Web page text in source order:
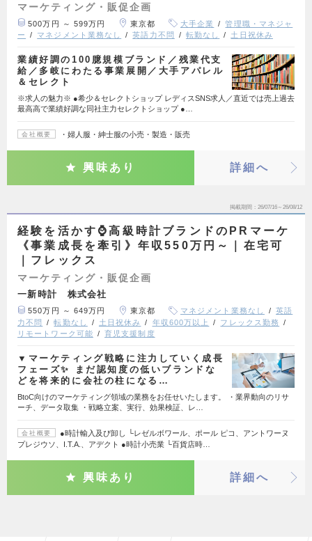
マーケティング・販促企画
500万円 ～ 599万円 東京都 大手企業
管理職・マネジャ
ー
マネジメント業務なし 英語力不問 転勤なし 土日祝休み
業績好調の100臆規模ブランド／残業代支
給／多岐にわたる事業展開／大手アパレル
＆セレクト
※求人の魅力※ ●希少＆セレクトショップ レディスSNS求人／直近では売上過去
最高高で業績好調な同社主力セレクトショップ ●…
会社概要 ・婦人服・紳士服の小売・製造・販売
興味あり 詳細へ
掲載期間 26/07/16～26/08/12
経験を活かす⌚高級時計ブランドのPRマーケ
《事業成長を牽引》年収550万円～｜在宅可
｜フレックス
マーケティング・販促企画
一新時計 株式会社
550万円 ～ 649万円 東京都 マネジメント業務なし
英語
力不問
転勤なし 土日祝休み 年収600万以上
フレックス勤務
リモートワーク可能
育児支援制度
▼マーケティング戦略に注力していく成長
フェーズ✨ まだ認知度の低いブランドな
どを将来的に会社の柱になる…
BtoC向けのマーケティング領域の業務をお任せいたします。 ・業界動向のリサ
ーチ、データ取集 ・戦略立案、実行、効果検証、レ…
会社概要
●時計輸入及び卸し └レゼルボワール、ポール ピコ、アントワーヌ
プレジウソ、I.T.A.、アデクト ●時計小売業 └百貨店時…
興味あり 詳細へ